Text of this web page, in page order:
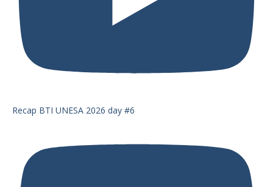
Recap BTI UNESA 2026 day #6